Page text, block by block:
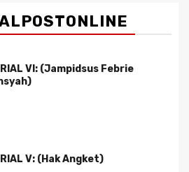
VI: (Jampidsus Febrie
V: (Hak Angket)